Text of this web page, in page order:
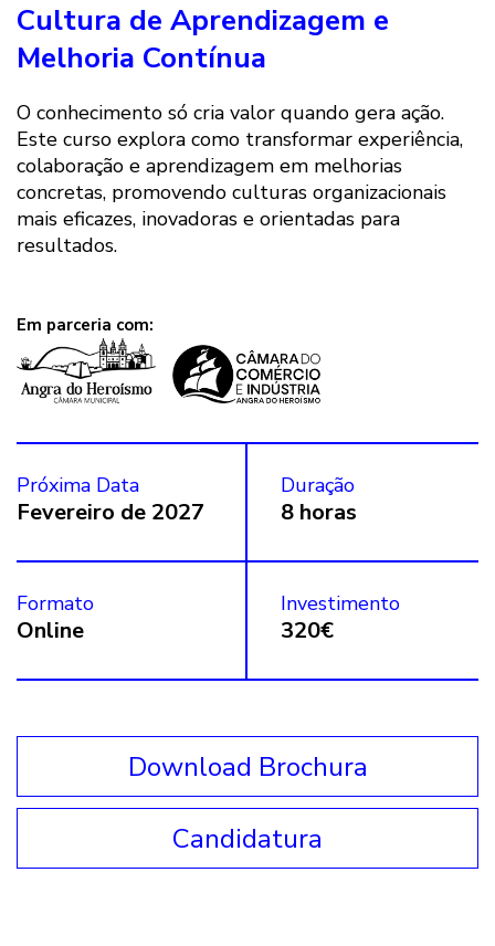
Cultura de Aprendizagem e
Melhoria Contínua
O conhecimento só cria valor quando gera ação.
Este curso explora como transformar experiência,
colaboração e aprendizagem em melhorias
concretas, promovendo culturas organizacionais
mais eficazes, inovadoras e orientadas para
resultados.
Em parceria com:
Próxima Data
Fevereiro de 2027
Duração
8 horas
Formato
Online
Investimento
320€
Download Brochura
Candidatura